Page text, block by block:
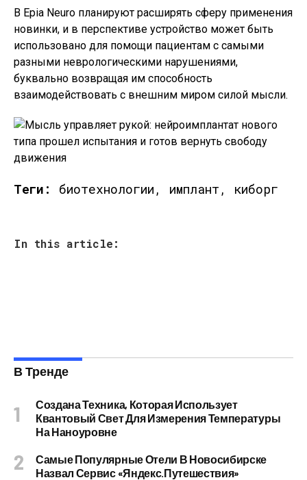
В Epia Neuro планируют расширять сферу применения
новинки, и в перспективе устройство может быть
использовано для помощи пациентам с самыми
разными неврологическими нарушениями,
буквально возвращая им способность
взаимодействовать с внешним миром силой мысли.
Теги: биотехнологии, имплант, киборг
In this article:
В Тренде
Создана Техника, Которая Использует
Квантовый Свет Для Измерения Температуры
На Наноуровне
Самые Популярные Отели В Новосибирске
Назвал Сервис «Яндекс.Путешествия»